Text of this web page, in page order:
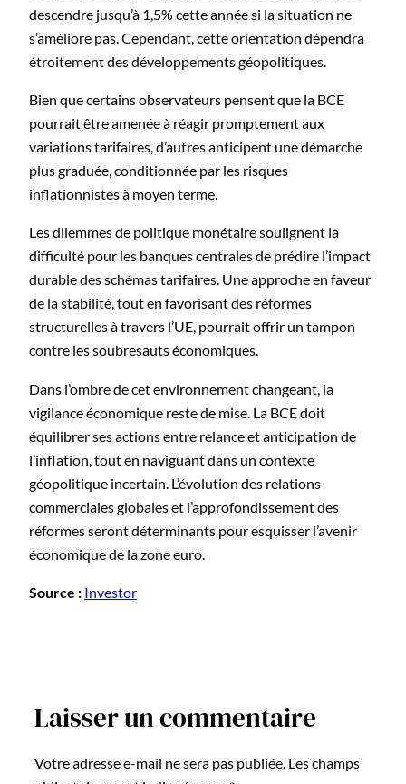
descendre jusqu’à 1,5% cette année si la situation ne
s’améliore pas. Cependant, cette orientation dépendra
étroitement des développements géopolitiques.
Bien que certains observateurs pensent que la BCE
pourrait être amenée à réagir promptement aux
variations tarifaires, d’autres anticipent une démarche
plus graduée, conditionnée par les risques
inflationnistes à moyen terme.
Les dilemmes de politique monétaire soulignent la
difficulté pour les banques centrales de prédire l’impact
durable des schémas tarifaires. Une approche en faveur
de la stabilité, tout en favorisant des réformes
structurelles à travers l’UE, pourrait offrir un tampon
contre les soubresauts économiques.
Dans l’ombre de cet environnement changeant, la
vigilance économique reste de mise. La BCE doit
équilibrer ses actions entre relance et anticipation de
l’inflation, tout en naviguant dans un contexte
géopolitique incertain. L’évolution des relations
commerciales globales et l’approfondissement des
réformes seront déterminants pour esquisser l’avenir
économique de la zone euro.
Source : Investor
Laisser un commentaire
Votre adresse e-mail ne sera pas publiée. Les champs